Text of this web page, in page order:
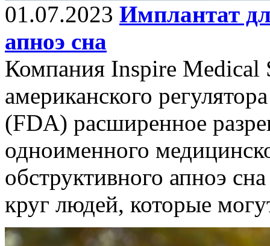
01.07.2023 Имплантат
апноэ сна
Компания Inspire Medical
американского
(FDA) расширенное
одноименного
обструктивного апноэ
круг людей, которые